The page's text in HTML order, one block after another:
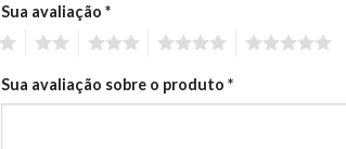
Sua avaliação *
Sua avaliação sobre o produto *